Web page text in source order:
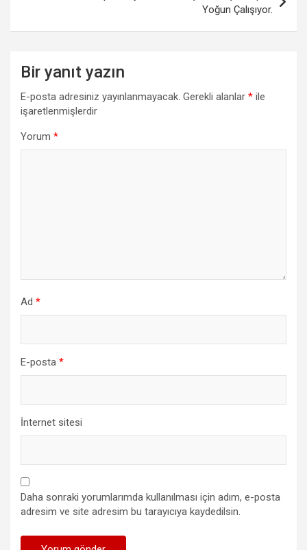
Yoğun Çalışıyor.
Bir yanıt yazın
E-posta adresiniz yayınlanmayacak. Gerekli alanlar * ile
işaretlenmişlerdir
Yorum *
Ad *
E-posta *
İnternet sitesi
Daha sonraki yorumlarımda kullanılması için adım, e-posta
adresim ve site adresim bu tarayıcıya kaydedilsin.